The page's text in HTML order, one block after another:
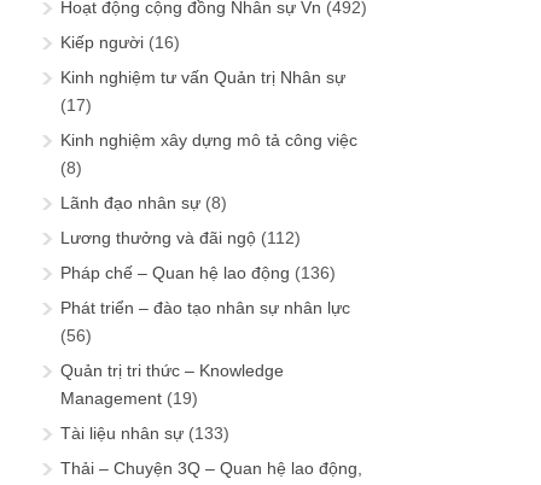
Hoạt động cộng đồng Nhân sự Vn (492)
Kiếp người (16)
Kinh nghiệm tư vấn Quản trị Nhân sự
(17)
Kinh nghiệm xây dựng mô tả công việc
(8)
Lãnh đạo nhân sự (8)
Lương thưởng và đãi ngộ (112)
Pháp chế – Quan hệ lao động (136)
Phát triển – đào tạo nhân sự nhân lực
(56)
Quản trị tri thức – Knowledge
Management (19)
Tài liệu nhân sự (133)
Thải – Chuyện 3Q – Quan hệ lao động,